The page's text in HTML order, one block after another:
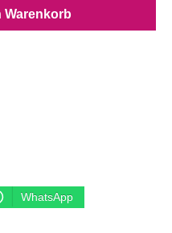
Wert ein
Warenkorb
WhatsApp